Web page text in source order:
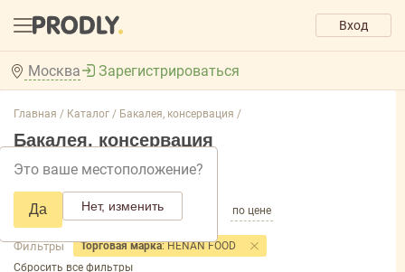
Вход
Москва
Это ваше местоположение?
Да Нет, изменить
Зарегистрироваться
Главная / Каталог / Бакалея, консервация /
Бакалея, консервация
Добавить фильтр товаров
по популярности по названию по цене
Фильтры Торговая марка: HENAN FOOD
Сбросить все фильтры